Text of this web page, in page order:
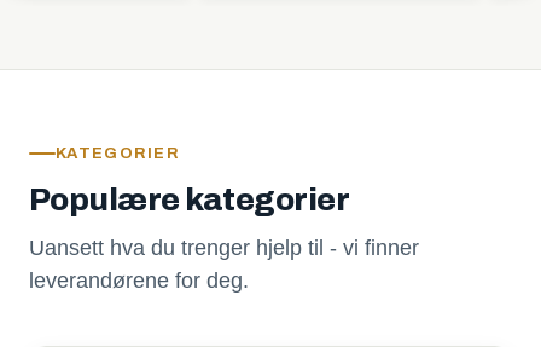
KATEGORIER
Populære kategorier
Uansett hva du trenger hjelp til - vi finner
leverandørene for deg.